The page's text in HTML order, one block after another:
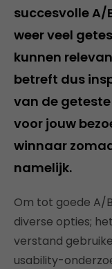
succesvolle A/
weer veel
kunnen
betreft dus
van de
voor jouw
winnaar
namelijk.
Om tot goede A/
diverse opties;
verstand
usability-